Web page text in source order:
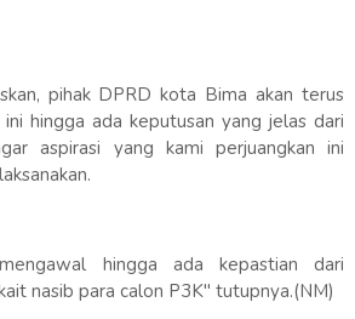
pihak DPRD kota Bima akan terus
hingga ada keputusan yang jelas dari
aspirasi yang kami perjuangkan ini
hingga ada kepastian dari
nasib para calon P3K" tutupnya.(NM)